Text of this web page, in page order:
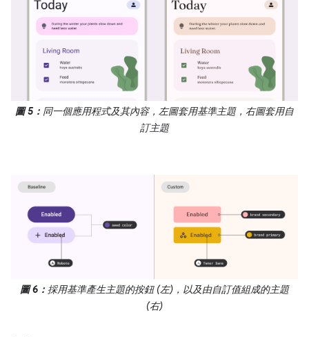
圖 5： 同一個應用程式及其內容，左圖套用基準主題，右圖套用自
訂主題
圖 6： 採用基準產生主題的按鈕 (左)，以及由自訂值組成的主題
(右)